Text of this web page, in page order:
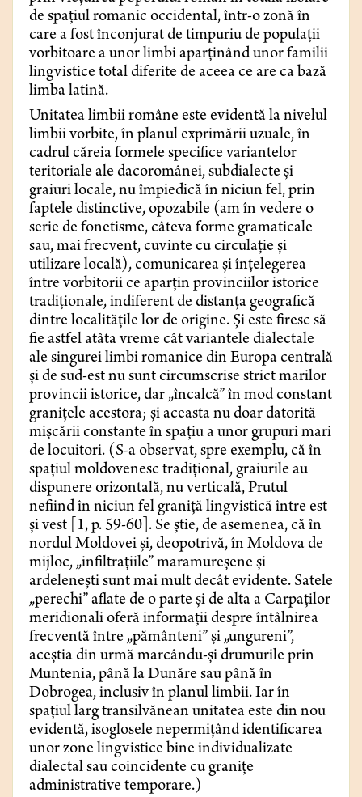
de spațiul romanic occidental, într-o zonă în
care a fost înconjurat de timpuriu de populații
vorbitoare a unor limbi aparținând unor familii
lingvistice total diferite de aceea ce are ca bază
limba latină.
Unitatea limbii române este evidentă la nivelul
limbii vorbite, în planul exprimării uzuale, în
cadrul căreia formele specifice variantelor
teritoriale ale dacoromânei, subdialecte și
graiuri locale, nu împiedică în niciun fel, prin
faptele distinctive, opozabile (am în vedere o
serie de fonetisme, câteva forme gramaticale
sau, mai frecvent, cuvinte cu circulație și
utilizare locală), comunicarea și înțelegerea
între vorbitorii ce aparțin provinciilor istorice
tradiționale, indiferent de distanța geografică
dintre localitățile lor de origine. Și este firesc să
fie astfel atâta vreme cât variantele dialectale
ale singurei limbi romanice din Europa centrală
și de sud-est nu sunt circumscrise strict marilor
provincii istorice, dar „încalcă” în mod constant
granițele acestora; și aceasta nu doar datorită
mișcării constante în spațiu a unor grupuri mari
de locuitori. (S-a observat, spre exemplu, că în
spațiul moldovenesc tradițional, graiurile au
dispunere orizontală, nu verticală, Prutul
nefiind în niciun fel graniță lingvistică între est
și vest [1, p. 59-60]. Se știe, de asemenea, că în
nordul Moldovei și, deopotrivă, în Moldova de
mijloc, „infiltrațiile” maramureșene și
ardelenești sunt mai mult decât evidente. Satele
„perechi” aflate de o parte și de alta a Carpaților
meridionali oferă informații despre întâlnirea
frecventă între „pământeni” și „ungureni”,
aceștia din urmă marcându-și drumurile prin
Muntenia, până la Dunăre sau până în
Dobrogea, inclusiv în planul limbii. Iar în
spațiul larg transilvănean unitatea este din nou
evidentă, isoglosele nepermițând identificarea
unor zone lingvistice bine individualizate
dialectal sau coincidente cu granițe
administrative temporare.)